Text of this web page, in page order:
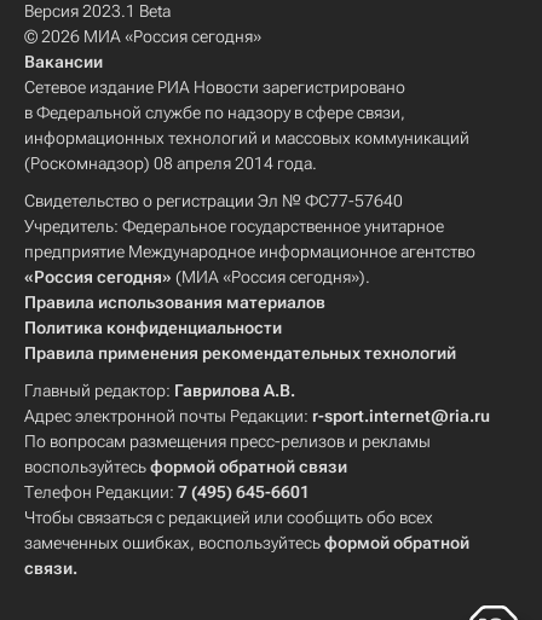
Версия 2023.1 Beta
© 2026 МИА «Россия сегодня»
Вакансии
Сетевое издание РИА Новости зарегистрировано
в Федеральной службе по надзору в сфере связи,
информационных технологий и массовых коммуникаций
(Роскомнадзор) 08 апреля 2014 года.
Свидетельство о регистрации Эл № ФС77-57640
Учредитель: Федеральное государственное унитарное
предприятие Международное информационное агентство
«Россия сегодня» (МИА «Россия сегодня»).
Правила использования материалов
Политика конфиденциальности
Правила применения рекомендательных технологий
Главный редактор: Гаврилова А.В.
Адрес электронной почты Редакции: r-sport.internet@ria.ru
По вопросам размещения пресс-релизов и рекламы
воспользуйтесьформой обратной связи
Телефон Редакции: 7 (495) 645-6601
Чтобы связаться с редакцией или сообщить обо всех
замеченных ошибках, воспользуйтесьформой обратной
связи.